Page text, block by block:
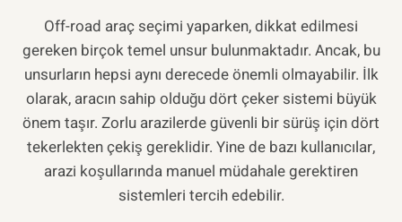
Off-road araç seçimi yaparken, dikkat edilmesi
gereken birçok temel unsur bulunmaktadır. Ancak, bu
unsurların hepsi aynı derecede önemli olmayabilir. İlk
olarak, aracın sahip olduğu dört çeker sistemi büyük
önem taşır. Zorlu arazilerde güvenli bir sürüş için dört
tekerlekten çekiş gereklidir. Yine de bazı kullanıcılar,
arazi koşullarında manuel müdahale gerektiren
sistemleri tercih edebilir.